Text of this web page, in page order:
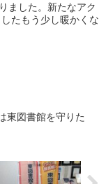
ました。新たなアク
たもう少し暖かくな
東図書館を守りた